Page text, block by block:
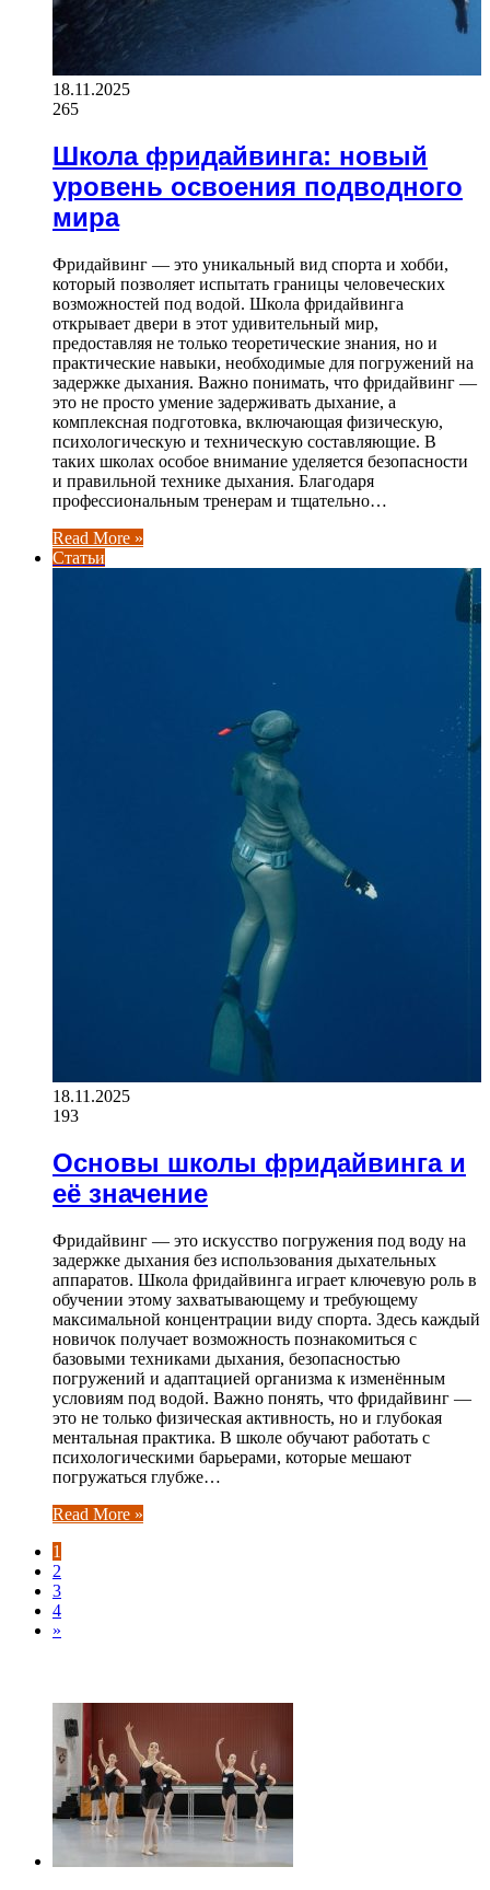
18.11.2025
265
Школа фридайвинга: новый
уровень освоения подводного
мира
Фридайвинг — это уникальный вид спорта и хобби,
который позволяет испытать границы человеческих
возможностей под водой. Школа фридайвинга
открывает двери в этот удивительный мир,
предоставляя не только теоретические знания, но и
практические навыки, необходимые для погружений на
задержке дыхания. Важно понимать, что фридайвинг —
это не просто умение задерживать дыхание, а
комплексная подготовка, включающая физическую,
психологическую и техническую составляющие. В
таких школах особое внимание уделяется безопасности
и правильной технике дыхания. Благодаря
профессиональным тренерам и тщательно…
Read More »
Статьи
18.11.2025
193
Основы школы фридайвинга и
её значение
Фридайвинг — это искусство погружения под воду на
задержке дыхания без использования дыхательных
аппаратов. Школа фридайвинга играет ключевую роль в
обучении этому захватывающему и требующему
максимальной концентрации виду спорта. Здесь каждый
новичок получает возможность познакомиться с
базовыми техниками дыхания, безопасностью
погружений и адаптацией организма к изменённым
условиям под водой. Важно понять, что фридайвинг —
это не только физическая активность, но и глубокая
ментальная практика. В школе обучают работать с
психологическими барьерами, которые мешают
погружаться глубже…
Read More »
1
2
3
4
»